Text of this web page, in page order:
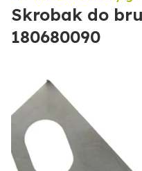
Skrobak do
180680090